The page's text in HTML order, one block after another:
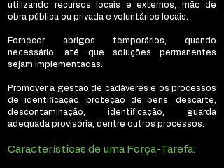
utilizando recursos locais e externos, mão de
obra pública ou privada e voluntários locais.
Fornecer abrigos temporários, quando
necessário, até que soluções permanentes
sejam implementadas.
Promover a gestão de cadáveres e os processos
de identificação, proteção de bens, descarte,
descontaminação, identificação, guarda
adequada provisória, dentre outros processos.
Características de uma Força-Tarefa: